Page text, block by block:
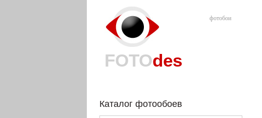
фотобои
FOTOdes
Каталог фотообоев